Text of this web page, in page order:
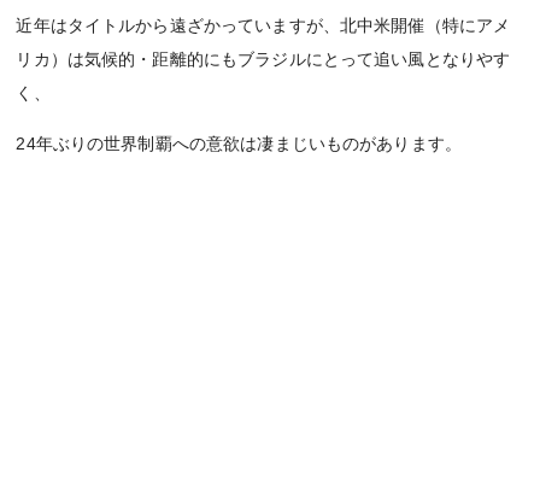
近年はタイトルから遠ざかっていますが、北中米開催（特にアメ
リカ）は気候的・距離的にもブラジルにとって追い風となりやす
く、
24年ぶりの世界制覇への意欲は凄まじいものがあります。